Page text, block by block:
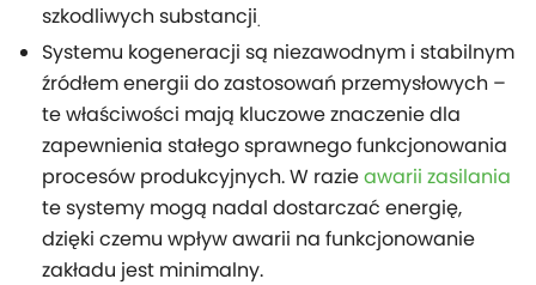
szkodliwych substancji.
Systemu kogeneracji są niezawodnym i stabilnym
źródłem energii do zastosowań przemysłowych –
te właściwości mają kluczowe znaczenie dla
zapewnienia stałego sprawnego funkcjonowania
procesów produkcyjnych. W razieawarii zasilania
te systemy mogą nadal dostarczać energię,
dzięki czemu wpływ awarii na funkcjonowanie
zakładu jest minimalny.